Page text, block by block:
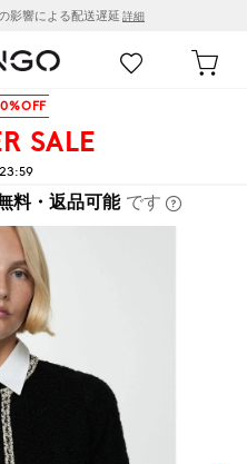
影響による配送遅延 詳細
SALE
料・返品可能 です